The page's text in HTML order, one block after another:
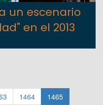
un escenario
en el 2013
1464
1465